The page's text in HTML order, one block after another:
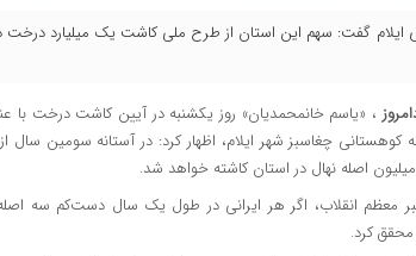
، «یاسم خانمحمدیان» روز یکشنبه در آیین کاشت درخت با
چغاسبز شهر ایلام، اظهار کرد: در آستانه سومین
اصله نهال در استان کاشته خواهد شد.
معظم انقلاب، اگر هر ایرانی در طول یک سال دست‌کم سه
محقق کرد.